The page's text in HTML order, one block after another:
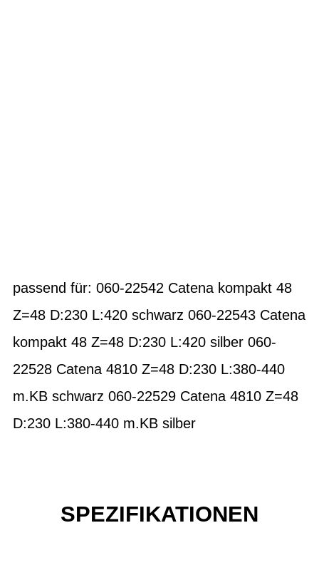
passend für: 060-22542 Catena kompakt 48
Z=48 D:230 L:420 schwarz 060-22543 Catena
kompakt 48 Z=48 D:230 L:420 silber 060-
22528 Catena 4810 Z=48 D:230 L:380-440
m.KB schwarz 060-22529 Catena 4810 Z=48
D:230 L:380-440 m.KB silber
SPEZIFIKATIONEN